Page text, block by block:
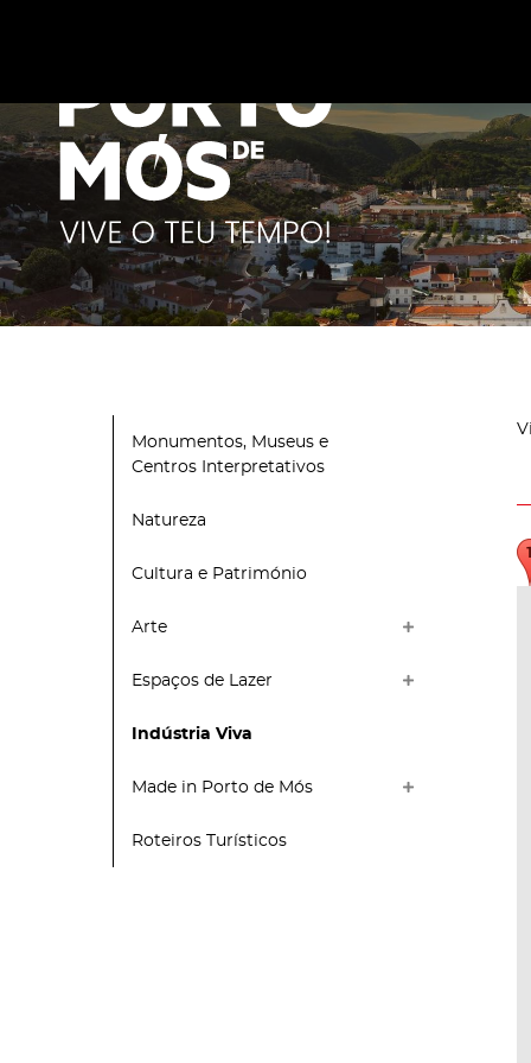
Monumentos, Museus e
Centros Interpretativos
Natureza
Cultura e Património
Arte
Espaços de Lazer
Indústria Viva
Made in Porto de Mós
Roteiros Turísticos